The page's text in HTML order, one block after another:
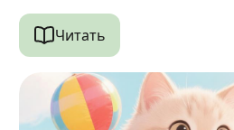
Читать